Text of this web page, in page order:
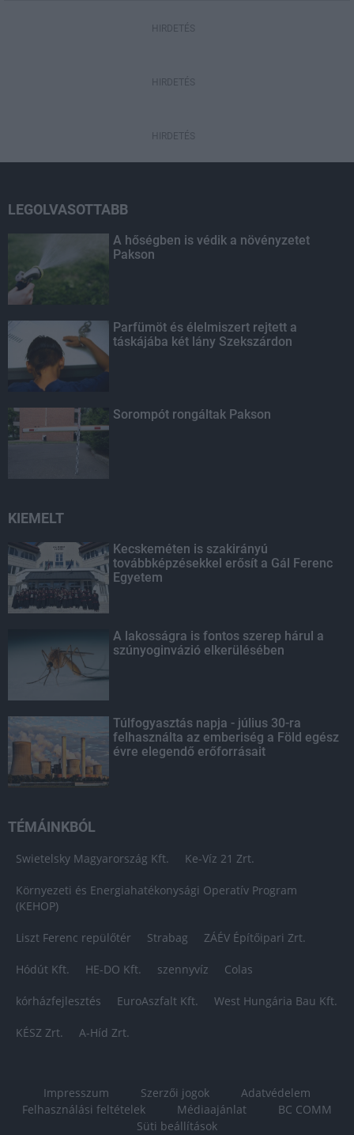
HIRDETÉS
HIRDETÉS
HIRDETÉS
LEGOLVASOTTABB
A hőségben is védik a növényzetet
Pakson
Parfümöt és élelmiszert rejtett a
táskájába két lány Szekszárdon
Sorompót rongáltak Pakson
KIEMELT
Kecskeméten is szakirányú
továbbképzésekkel erősít a Gál Ferenc
Egyetem
A lakosságra is fontos szerep hárul a
szúnyoginvázió elkerülésében
Túlfogyasztás napja - július 30-ra
felhasználta az emberiség a Föld egész
évre elegendő erőforrásait
TÉMÁINKBÓL
Swietelsky Magyarország Kft. Ke-Víz 21 Zrt.
Környezeti és Energiahatékonysági Operatív Program
(KEHOP)
Liszt Ferenc repülőtér Strabag ZÁÉV Építőipari Zrt.
Hódút Kft. HE-DO Kft. szennyvíz Colas
kórházfejlesztés EuroAszfalt Kft. West Hungária Bau Kft.
KÉSZ Zrt. A-Híd Zrt.
Impresszum Szerzői jogok
Adatvédelem
Felhasználási feltételek
Médiaajánlat
BC COMM
Süti beállítások